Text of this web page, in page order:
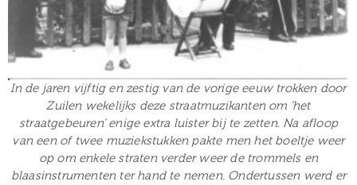
In de jaren vijftig en zestig van de vorige eeuw trokken door
Zuilen wekelijks deze straatmuzikanten om ‘het
straatgebeuren’ enige extra luister bij te zetten. Na afloop
van een of twee muziekstukken pakte men het boeltje weer
op om enkele straten verder weer de trommels en
blaasinstrumenten ter hand te nemen. Ondertussen werd er